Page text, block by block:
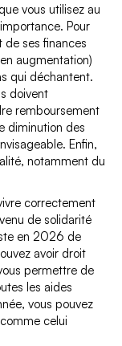
que vous utilisez au
Pour
de ses finances
augmentation)
qui déchantent.
doivent
remboursement
diminution des
Enfin,
notamment du
correctement
de solidarité
en 2026 de
avoir droit
permettre de
les aides
vous pouvez
celui